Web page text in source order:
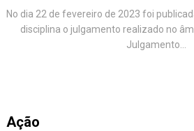
No dia 22 de fevereiro de 2023 foi
disciplina o julgamento realizado no
Julgamento...
Ação